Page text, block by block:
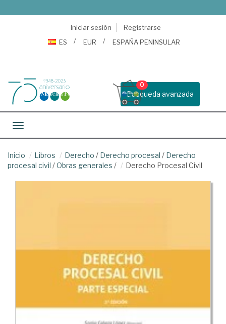
Iniciar sesión
Registrarse
ES
EUR ESPAÑA PENINSULAR
Busqueda avanzada
0
Toggle navigation
Inicio Libros Derecho / Derecho procesal / Derecho
procesal civil /Obras generales / Derecho Procesal Civil